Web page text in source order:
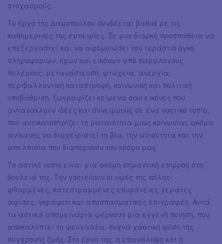
στοχασμούς.
Το έργο της Δαμοπούλου συνδέεται βαθιά με τις
καθημερινές της εμπειρίες. Σε μια διαρκή προσπάθεια να
επεξεργαστεί και να αφομοιώσει τον τεράστιο όγκο
πληροφοριών, ήχων και εικόνων από παράλογους
πολέμους, μετανάστευση, φτώχεια, ανεργία,
περιβαλλοντική καταστροφή, κοινωνική και πολιτική
υποβάθμιση, ζωγραφίζει κείμενα σαν εικόνες που
αντανακλούν ιδέες και συνειρμούς σε ένα νοητικό τοπίο,
που αντικατοπτρίζει τη ματαιότητα μιας κοινωνίας ακόμα
ανίκανης να διαχειριστεί τη βία, την ανισότητα και την
απελπισία που διαπερνούν τον κόσμο μας.
Το αστικό τοπίο είναι μια ακόμη σημαντική επιρροή στη
δουλειά της. Την γοητεύουν οι υφές της πόλης-
φθαρμένες, κατεστραμμένες επιφάνειες γεμάτες
αφίσες, γκράφιτι και αποσπασματικές επιγραφές. Αυτά
τα αστικά απομεινάρια φέρνουν μια εγγενή ποίηση, που
αποκαλύπτει τη φευγαλέα, συχνά χαοτική φύση της
σύγχρονης ζωής. Στο έργο της, η επανάληψη και η